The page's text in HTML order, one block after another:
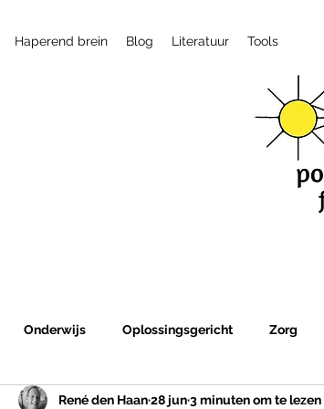
Haperend brein Blog Literatuur Tools
Onderwijs Oplossingsgericht Zorg
René den Haan28 jun3 minuten om te lezen